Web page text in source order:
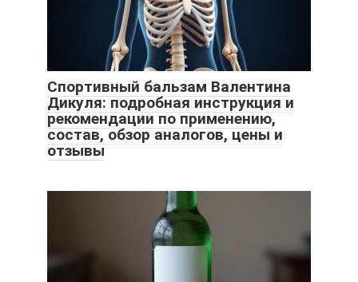
Спортивный бальзам Валентина
Дикуля: подробная инструкция и
рекомендации по применению,
состав, обзор аналогов, цены и
отзывы